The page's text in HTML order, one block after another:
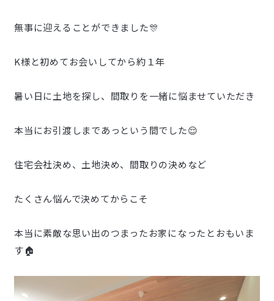
無事に迎えることができました🎊
K様と初めてお会いしてから約１年
暑い日に土地を探し、間取りを一緒に悩ませていただき
本当にお引渡しまであっという間でした😌
住宅会社決め、土地決め、間取りの決めなど
たくさん悩んで決めてからこそ
本当に素敵な思い出のつまったお家になったとおもいま
す🏠